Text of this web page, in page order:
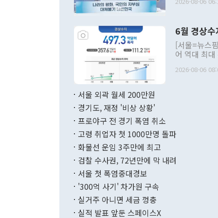
발언 중에는
주의적 희망
관의 대북
관 부처 장
관의 무리한
다. [정동영 통일부 장관이 지난달 23일 오후 서울 종로구 정부서울청사에
무너졌다고
함께 4자 대
6월 경상
[서울=뉴스
어 역대 최
료=한국은행] 한국은행이 6일 발표한 '2026년 6월 국제수지(잠정)'
며 월간 기
196.9% 급
수출은
2026-08-06
서울 외곽 월세 200만원
경기도, 재정 '비상 상황'
프로야구 전 경기 폭염 취소
고령 취업자 첫 1000만명 돌파
화물선 운임 3주만에 최고
검찰 수사권, 72년만에 막 내려
서울 첫 폭염중대경보
'300억 사기' 차가원 구속
실거주 아니면 세금 껑충
실적 발표 앞둔 스페이스X